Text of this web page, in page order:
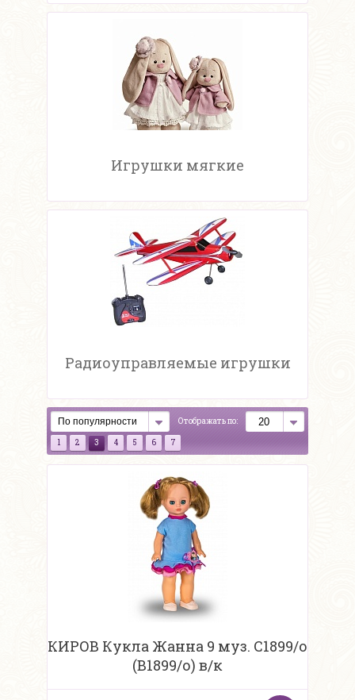
Игрушки мягкие
Радиоуправляемые игрушки
Отображать по:
1 2 3 4 5 6 7
КИРОВ Кукла Жанна 9 муз. С1899/о
(В1899/о) в/к